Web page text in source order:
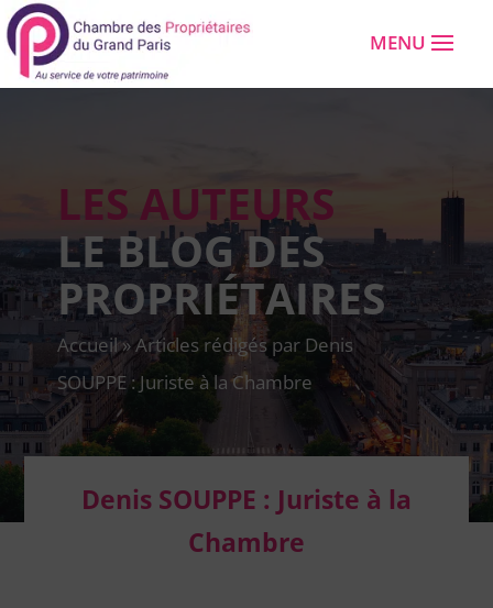
LES AUTEURS
LE BLOG DES
PROPRIÉTAIRES
Accueil»Articles rédigés par Denis
SOUPPE : Juriste à la Chambre
Denis SOUPPE : Juriste à la
Chambre